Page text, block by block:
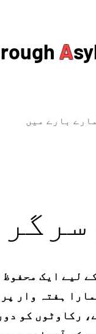
A
بارے میں
ہفتہ وار
رکاوٹوں کو